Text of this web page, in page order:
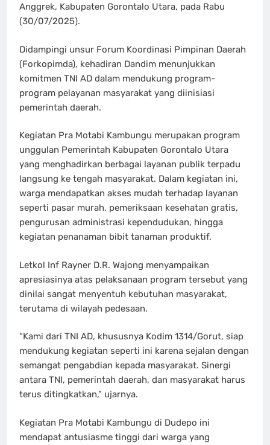
Anggrek, Kabupaten Gorontalo Utara, pada Rabu
(30/07/2025).
Didampingi unsur Forum Koordinasi Pimpinan Daerah
(Forkopimda), kehadiran Dandim menunjukkan
komitmen TNI AD dalam mendukung program-
program pelayanan masyarakat yang diinisiasi
pemerintah daerah.
Kegiatan Pra Motabi Kambungu merupakan program
unggulan Pemerintah Kabupaten Gorontalo Utara
yang menghadirkan berbagai layanan publik terpadu
langsung ke tengah masyarakat. Dalam kegiatan ini,
warga mendapatkan akses mudah terhadap layanan
seperti pasar murah, pemeriksaan kesehatan gratis,
pengurusan administrasi kependudukan, hingga
kegiatan penanaman bibit tanaman produktif.
Letkol Inf Rayner D.R. Wajong menyampaikan
apresiasinya atas pelaksanaan program tersebut yang
dinilai sangat menyentuh kebutuhan masyarakat,
terutama di wilayah pedesaan.
“Kami dari TNI AD, khususnya Kodim 1314/Gorut, siap
mendukung kegiatan seperti ini karena sejalan dengan
semangat pengabdian kepada masyarakat. Sinergi
antara TNI, pemerintah daerah, dan masyarakat harus
terus ditingkatkan,” ujarnya.
Kegiatan Pra Motabi Kambungu di Dudepo ini
mendapat antusiasme tinggi dari warga yang